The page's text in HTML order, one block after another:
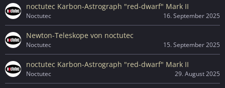
noctutec Karbon-Astrograph "red-dwarf" Mark II
Noctutec 16. September 2025
Newton-Teleskope von noctutec
Noctutec 15. September 2025
noctutec Karbon-Astrograph "red-dwarf" Mark II
Noctutec 29. August 2025